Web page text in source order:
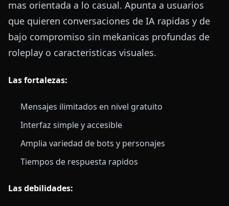
mas orientada a lo casual. Apunta a usuarios
que quieren conversaciones de IA rapidas y de
bajo compromiso sin mekanicas profundas de
roleplay o caracteristicas visuales.
Las fortalezas:
Mensajes ilimitados en nivel gratuito
Interfaz simple y accesible
Amplia variedad de bots y personajes
Tiempos de respuesta rapidos
Las debilidades: